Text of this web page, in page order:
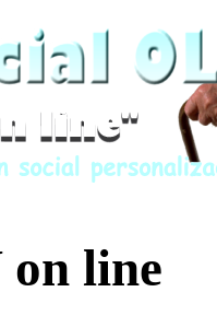
on line